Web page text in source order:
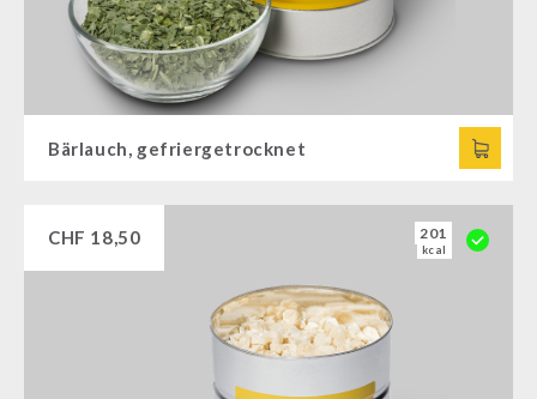
Bärlauch, gefriergetrocknet
CHF 18,50 201
kcal